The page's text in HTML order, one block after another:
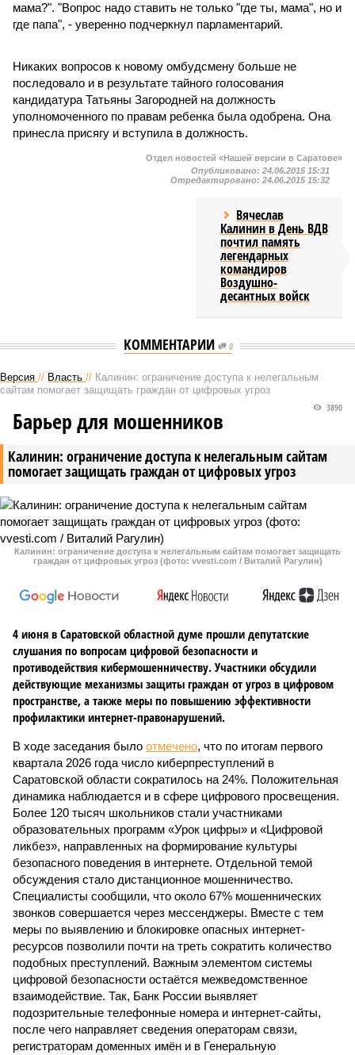
мама?". "Вопрос надо ставить не только "где ты, мама", но и
где папа", - уверенно подчеркнул парламентарий.
Никаких вопросов к новому омбудсмену больше не
последовало и в результате тайного голосования
кандидатура Татьяны Загородней на должность
уполномоченного по правам ребенка была одобрена. Она
принесла присягу и вступила в должность.
Отдел новостей «Нашей версии в Саратове»
Опубликовано: 24.06.2015 15:31
Отредактировано: 24.06.2015 15:32
Вячеслав
Калинин в День ВДВ
почтил память
легендарных
командиров
Воздушно-
десантных войск
КОММЕНТАРИИ 0
Версия // Власть // Калинин: ограничение доступа к нелегальным
сайтам помогает защищать граждан от цифровых угроз
Калинин: ограничение доступа к нелегальным сайтам
помогает защищать граждан от цифровых угроз
3890
Барьер для мошенников
Калинин: ограничение доступа к нелегальным сайтам помогает защищать
граждан от цифровых угроз (фото: vvesti.com / Виталий Рагулин)
4 июня в Саратовской областной думе прошли депутатские
слушания по вопросам цифровой безопасности и
противодействия кибермошенничеству. Участники обсудили
действующие механизмы защиты граждан от угроз в цифровом
пространстве, а также меры по повышению эффективности
профилактики интернет-правонарушений.
В ходе заседания было отмечено, что по итогам первого
квартала 2026 года число киберпреступлений в
Саратовской области сократилось на 24%. Положительная
динамика наблюдается и в сфере цифрового просвещения.
Более 120 тысяч школьников стали участниками
образовательных программ «Урок цифры» и «Цифровой
ликбез», направленных на формирование культуры
безопасного поведения в интернете. Отдельной темой
обсуждения стало дистанционное мошенничество.
Специалисты сообщили, что около 67% мошеннических
звонков совершается через мессенджеры. Вместе с тем
меры по выявлению и блокировке опасных интернет-
ресурсов позволили почти на треть сократить количество
подобных преступлений. Важным элементом системы
цифровой безопасности остаётся межведомственное
взаимодействие. Так, Банк России выявляет
подозрительные телефонные номера и интернет-сайты,
после чего направляет сведения операторам связи,
регистраторам доменных имён и в Генеральную